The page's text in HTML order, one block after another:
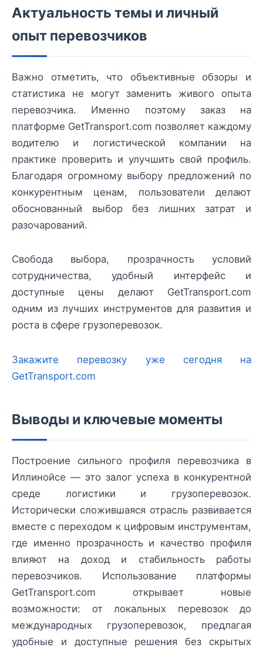
Актуальность темы и личный
опыт перевозчиков
Важно отметить, что объективные обзоры и
статистика не могут заменить живого опыта
перевозчика. Именно поэтому заказ на
платформе GetTransport.com позволяет каждому
водителю и логистической компании на
практике проверить и улучшить свой профиль.
Благодаря огромному выбору предложений по
конкурентным ценам, пользователи делают
обоснованный выбор без лишних затрат и
разочарований.
Свобода выбора, прозрачность условий
сотрудничества, удобный интерфейс и
доступные цены делают GetTransport.com
одним из лучших инструментов для развития и
роста в сфере грузоперевозок.
Закажите перевозку уже сегодня на
GetTransport.com
Выводы и ключевые моменты
Построение сильного профиля перевозчика в
Иллинойсе — это залог успеха в конкурентной
среде логистики и грузоперевозок.
Исторически сложившаяся отрасль развивается
вместе с переходом к цифровым инструментам,
где именно прозрачность и качество профиля
влияют на доход и стабильность работы
перевозчиков. Использование платформы
GetTransport.com открывает новые
возможности: от локальных перевозок до
международных грузоперевозок, предлагая
удобные и доступные решения без скрытых